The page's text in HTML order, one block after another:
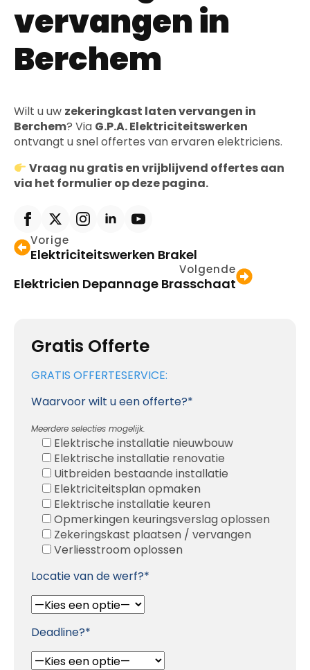
Gratis Offerte
GRATIS OFFERTESERVICE:
Waarvoor wilt u een offerte?*
Meerdere selecties mogelijk.
Elektrische installatie nieuwbouw
Elektrische installatie renovatie
Uitbreiden bestaande installatie
Elektriciteitsplan opmaken
Elektrische installatie keuren
Opmerkingen keuringsverslag oplossen
Zekeringskast plaatsen / vervangen
Verliesstroom oplossen
Locatie van de werf?*
Deadline?*
vervangen in
Berchem
Wilt u uw zekeringkast laten vervangen in
Berchem? Via G.P.A. Elektriciteitswerken
ontvangt u snel offertes van ervaren elektriciens.
Vraag nu gratis en vrijblijvend offertes aan
via het formulier op deze pagina.
Vorige
Elektriciteitswerken Brakel
Volgende
Elektricien Depannage Brasschaat